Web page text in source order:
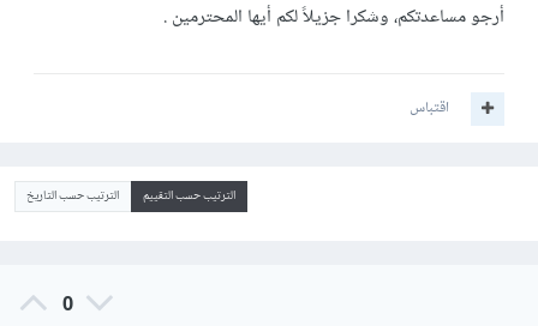
أرجو مساعدتكم، وشكرا جزيلاً لكم أيها المحترمين .
اقتباس
الترتيب حسب التقييم الترتيب حسب التاريخ
0